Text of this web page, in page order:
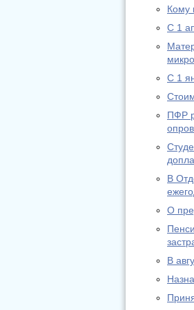
Кому
С 1
С 1
ПФР
В
О
В